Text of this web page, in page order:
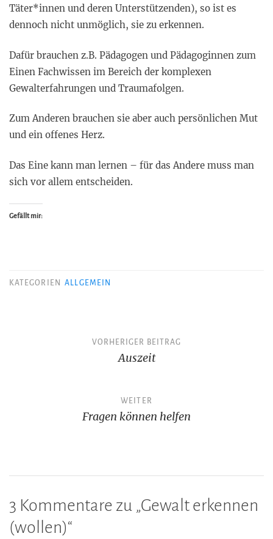
Täter*innen und deren Unterstützenden), so ist es
dennoch nicht unmöglich, sie zu erkennen.
Dafür brauchen z.B. Pädagogen und Pädagoginnen zum
Einen Fachwissen im Bereich der komplexen
Gewalterfahrungen und Traumafolgen.
Zum Anderen brauchen sie aber auch persönlichen Mut
und ein offenes Herz.
Das Eine kann man lernen – für das Andere muss man
sich vor allem entscheiden.
Gefällt mir:
KATEGORIEN ALLGEMEIN
Beitragsnavigation
VORHERIGER BEITRAG
Auszeit
WEITER
Fragen können helfen
3 Kommentare zu „Gewalt erkennen
(wollen)“